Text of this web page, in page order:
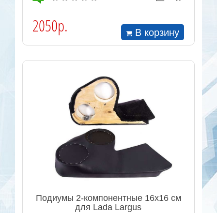
2050р. В корзину
Подиумы 2-компонентные 16x16 см
для Lada Largus